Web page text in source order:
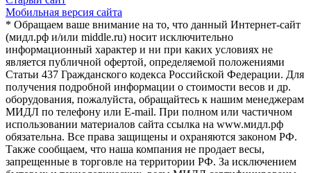
Мобильная версия сайта
* Обращаем ваше внимание на то, что данный Интернет-сайт
(мидл.рф и/или middle.ru) носит исключительно
информационный характер и ни при каких условиях не
является публичной офертой, определяемой положениями
Статьи 437 Гражданского кодекса Российской Федерации. Для
получения подробной информации о стоимости весов и др.
оборудования, пожалуйста, обращайтесь к нашим менеджерам
МИДЛ по телефону или E-mail. При полном или частичном
использовании материалов сайта ссылка на www.мидл.рф
обязательна. Все права защищены и охраняются законом РФ.
Также сообщаем, что наша компания не продает весы,
запрещенные в торговле на территории РФ. За исключением